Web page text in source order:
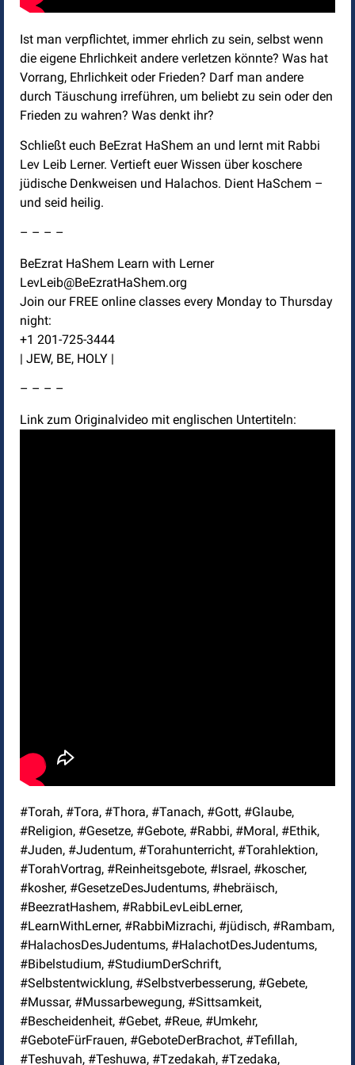
Ist man verpflichtet, immer ehrlich zu sein, selbst wenn
die eigene Ehrlichkeit andere verletzen könnte? Was hat
Vorrang, Ehrlichkeit oder Frieden? Darf man andere
durch Täuschung irreführen, um beliebt zu sein oder den
Frieden zu wahren? Was denkt ihr?
Schließt euch BeEzrat HaShem an und lernt mit Rabbi
Lev Leib Lerner. Vertieft euer Wissen über koschere
jüdische Denkweisen und Halachos. Dient HaSchem –
und seid heilig.
– – – –
BeEzrat HaShem Learn with Lerner
LevLeib@BeEzratHaShem.org
Join our FREE online classes every Monday to Thursday
night:
+1 201-725-3444
| JEW, BE, HOLY |
– – – –
Link zum Originalvideo mit englischen Untertiteln:
#Torah, #Tora, #Thora, #Tanach, #Gott, #Glaube,
#Religion, #Gesetze, #Gebote, #Rabbi, #Moral, #Ethik,
#Juden, #Judentum, #Torahunterricht, #Torahlektion,
#TorahVortrag, #Reinheitsgebote, #Israel, #koscher,
#kosher, #GesetzeDesJudentums, #hebräisch,
#BeezratHashem, #RabbiLevLeibLerner,
#LearnWithLerner, #RabbiMizrachi, #jüdisch, #Rambam,
#HalachosDesJudentums, #HalachotDesJudentums,
#Bibelstudium, #StudiumDerSchrift,
#Selbstentwicklung, #Selbstverbesserung, #Gebete,
#Mussar, #Mussarbewegung, #Sittsamkeit,
#Bescheidenheit, #Gebet, #Reue, #Umkehr,
#GeboteFürFrauen, #GeboteDerBrachot, #Tefillah,
#Teshuvah, #Teshuwa, #Tzedakah, #Tzedaka,